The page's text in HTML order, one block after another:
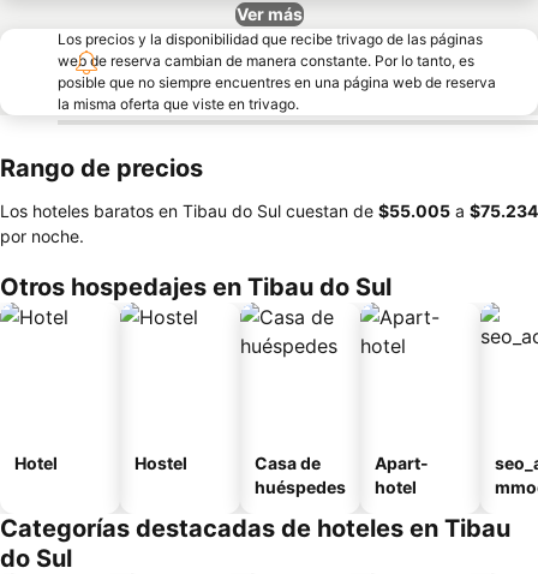
Ver más
Los precios y la disponibilidad que recibe trivago de las páginas
web de reserva cambian de manera constante. Por lo tanto, es
posible que no siempre encuentres en una página web de reserva
la misma oferta que viste en trivago.
Rango de precios
Los hoteles baratos en Tibau do Sul cuestan de ‎$55.005 a ‎$75.234
por noche.
Otros hospedajes en Tibau do Sul
Hotel Hostel
Casa de
huéspedes
Apart-
hotel
Categorías destacadas de hoteles en Tibau
do Sul